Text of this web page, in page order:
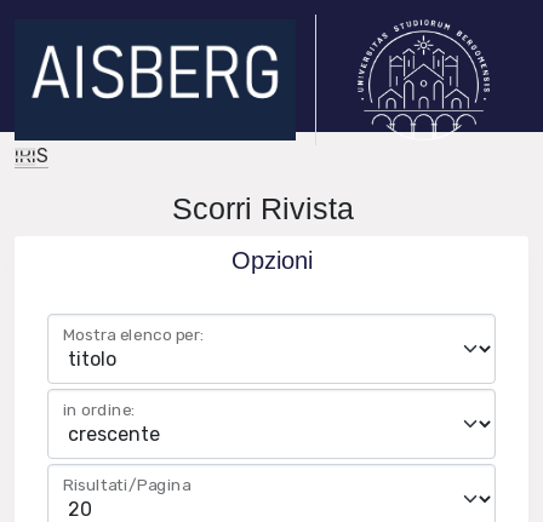
IRIS
Scorri Rivista
Opzioni
Mostra elenco per:
in ordine:
Risultati/Pagina